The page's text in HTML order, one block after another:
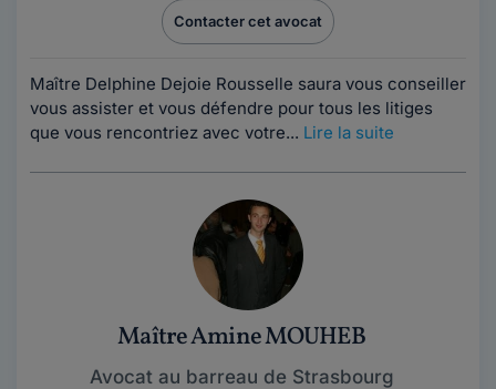
Contacter cet avocat
Maître Delphine Dejoie Rousselle saura vous conseiller
vous assister et vous défendre pour tous les litiges
que vous rencontriez avec votre... Lire la suite
Maître Amine MOUHEB
Avocat au barreau de Strasbourg